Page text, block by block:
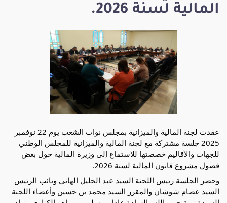
المالية لسنة 2026.
عقدت لجنة المالية والميزانية بمجلس نواب الشعب يوم 22 نوفمبر
2025 جلسة مشتركة مع لجنة المالية والميزانية للمجلس الوطني
للجهات والأقاليم خصصتها للاستماع إلى وزيرة المالية حول بعض
فصول مشروع قانون المالية لسنة 2026.
وحضر الجلسة رئيس اللجنة السيد عبد الجليل الهاني ونائب الرئيس
السيد عصام شوشان والمقرر السيد محمد بن حسين وأعضاء اللجنة